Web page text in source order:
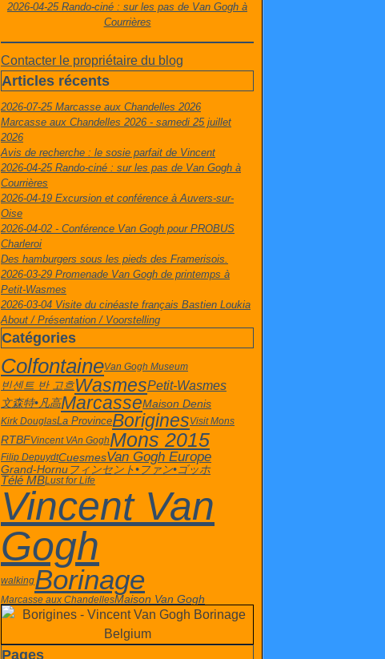
2026-04-25 Rando-ciné : sur les pas de Van Gogh à
Courrières
Contacter le propriétaire du blog
Articles récents
2026-07-25 Marcasse aux Chandelles 2026
Marcasse aux Chandelles 2026 - samedi 25 juillet
2026
Avis de recherche : le sosie parfait de Vincent
2026-04-25 Rando-ciné : sur les pas de Van Gogh à
Courrières
2026-04-19 Excursion et conférence à Auvers-sur-
Oise
2026-04-02 - Conférence Van Gogh pour PROBUS
Charleroi
Des hamburgers sous les pieds des Framerisois.
2026-03-29 Promenade Van Gogh de printemps à
Petit-Wasmes
2026-03-04 Visite du cinéaste français Bastien Loukia
About / Présentation / Voorstelling
Catégories
ColfontaineVan Gogh Museum
빈센트 반 고흐WasmesPetit-Wasmes
文森特•凡高MarcasseMaison Denis
Kirk DouglasLa ProvinceBoriginesVisit Mons
RTBFVincent VAn GoghMons 2015
Filip DepuydtCuesmesVan Gogh Europe
Grand-Hornu フィンセント•ファン•ゴッホ
Télé MBLust for Life
Vincent Van
Gogh
walkingBorinage
Marcasse aux ChandellesMaison Van Gogh
Pages